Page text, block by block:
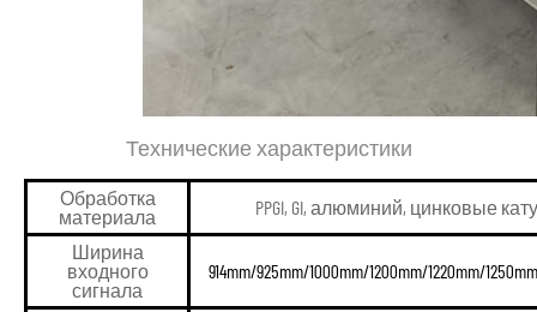
Технические характеристики
Обработка
материала
PPGI, GI, алюминий, цинковые
Ширина
входного
сигнала
914mm/925mm/1000mm/1200mm/1220mm/